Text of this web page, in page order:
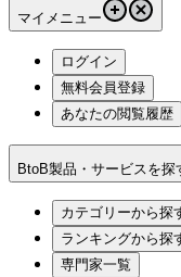
マイメニュー
ログイン
無料会員登録
あなたの閲覧履歴
BtoB製品・サービスを探
カテゴリーから探
ランキングから探
専門家一覧